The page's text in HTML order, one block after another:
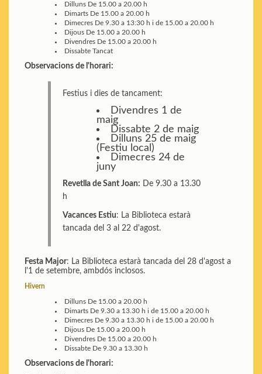
Dilluns De 15.00 a 20.00 h
Dimarts De 15.00 a 20.00 h
Dimecres De 9.30 a 13:30 h i de 15.00 a 20.00 h
Dijous De 15.00 a 20.00 h
Divendres De 15.00 a 20.00 h
DissabteTancat
Observacions de l'horari:
Festius i dies de tancament:
Divendres 1 de
maig
Dissabte 2 de maig
Dilluns 25 de maig
(Festiu local)
Dimecres 24 de
juny
Revetlla de Sant Joan: De 9.30 a 13.30
h
Vacances Estiu: La Biblioteca estarà
tancada del 3 al 22 d'agost.
Festa Major: La Biblioteca estarà tancada del 28 d'agost a
l'1 de setembre, ambdós inclosos.
Hivern
Dilluns De 15.00 a 20.00 h
Dimarts De 9.30 a 13.30 h i de 15.00 a 20.00 h
Dimecres De 9.30 a 13.30 h i de 15.00 a 20.00 h
Dijous De 15.00 a 20.00 h
Divendres De 15.00 a 20.00 h
Dissabte De 9.30 a 13.30 h
Observacions de l'horari: